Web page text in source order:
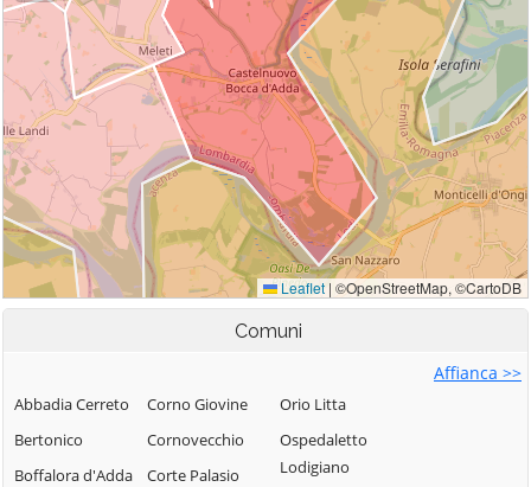
Comuni
Affianca >>
Abbadia Cerreto
Bertonico
Boffalora d'Adda
Corno Giovine
Cornovecchio
Corte Palasio
Orio Litta
Ospedaletto
Lodigiano